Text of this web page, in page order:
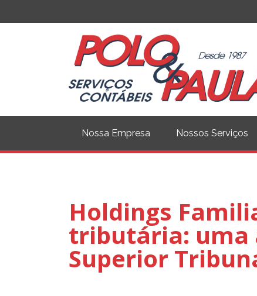
Nossa Empresa Nossos Serviços
Holdings
tributária: uma
Superior